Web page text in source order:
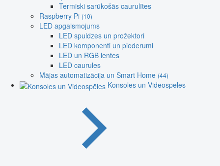
Termiski sarūkošās caurulītes
Raspberry Pi (10)
LED apgaismojums
LED spuldzes un prožektori
LED komponenti un piederumi
LED un RGB lentes
LED caurules
Mājas automatizācija un Smart Home (44)
Konsoles un Videospēles